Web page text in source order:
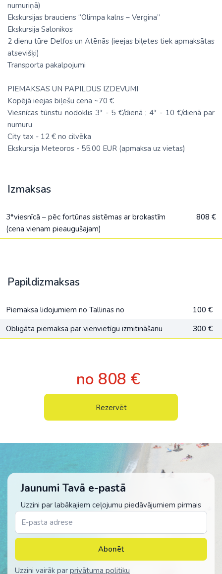
numuriņā)
Ekskursijas brauciens “Olimpa kalns – Vergina”
Ekskursija Salonikos
2 dienu tūre Delfos un Atēnās (ieejas biļetes tiek apmaksātas
atsevišķi)
Transporta pakalpojumi
PIEMAKSAS UN PAPILDUS IZDEVUMI
Kopējā ieejas biļešu cena ~70 €
Viesnīcas tūristu nodoklis 3* - 5 €/dienā ; 4* - 10 €/dienā par
numuru
City tax - 12 € no cilvēka
Ekskursija Meteoros - 55.00 EUR (apmaksa uz vietas)
Izmaksas
3*viesnīcā – pēc fortūnas sistēmas ar brokastīm
(cena vienam pieaugušajam)
808 €
Papildizmaksas
Piemaksa lidojumiem no Tallinas no
100 €
Obligāta piemaksa par vienvietīgu izmitināšanu
300 €
no 808 €
Rezervēt
Jaunumi Tavā e-pastā
Uzzini par labākajiem ceļojumu piedāvājumiem pirmais
Abonēt
Uzzini vairāk par privātuma politiku